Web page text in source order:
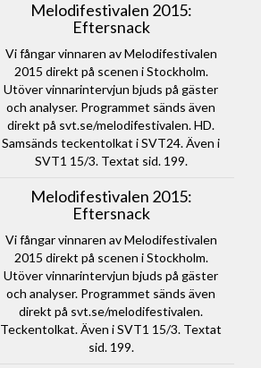
Melodifestivalen 2015:
Eftersnack
Vi fångar vinnaren av Melodifestivalen
2015 direkt på scenen i Stockholm.
Utöver vinnarintervjun bjuds på gäster
och analyser. Programmet sänds även
direkt på svt.se/melodifestivalen. HD.
Samsänds teckentolkat i SVT24. Även i
SVT1 15/3. Textat sid. 199.
Melodifestivalen 2015:
Eftersnack
Vi fångar vinnaren av Melodifestivalen
2015 direkt på scenen i Stockholm.
Utöver vinnarintervjun bjuds på gäster
och analyser. Programmet sänds även
direkt på svt.se/melodifestivalen.
Teckentolkat. Även i SVT1 15/3. Textat
sid. 199.